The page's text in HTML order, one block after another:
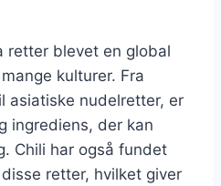
retter blevet en global
kulturer. Fra
asiatiske nudelretter, er
ingrediens, der kan
Chili har også fundet
retter, hvilket giver